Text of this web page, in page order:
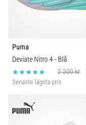
Puma
Deviate Nitro 4- Blå
2 200 kr
Senaste lägsta pris